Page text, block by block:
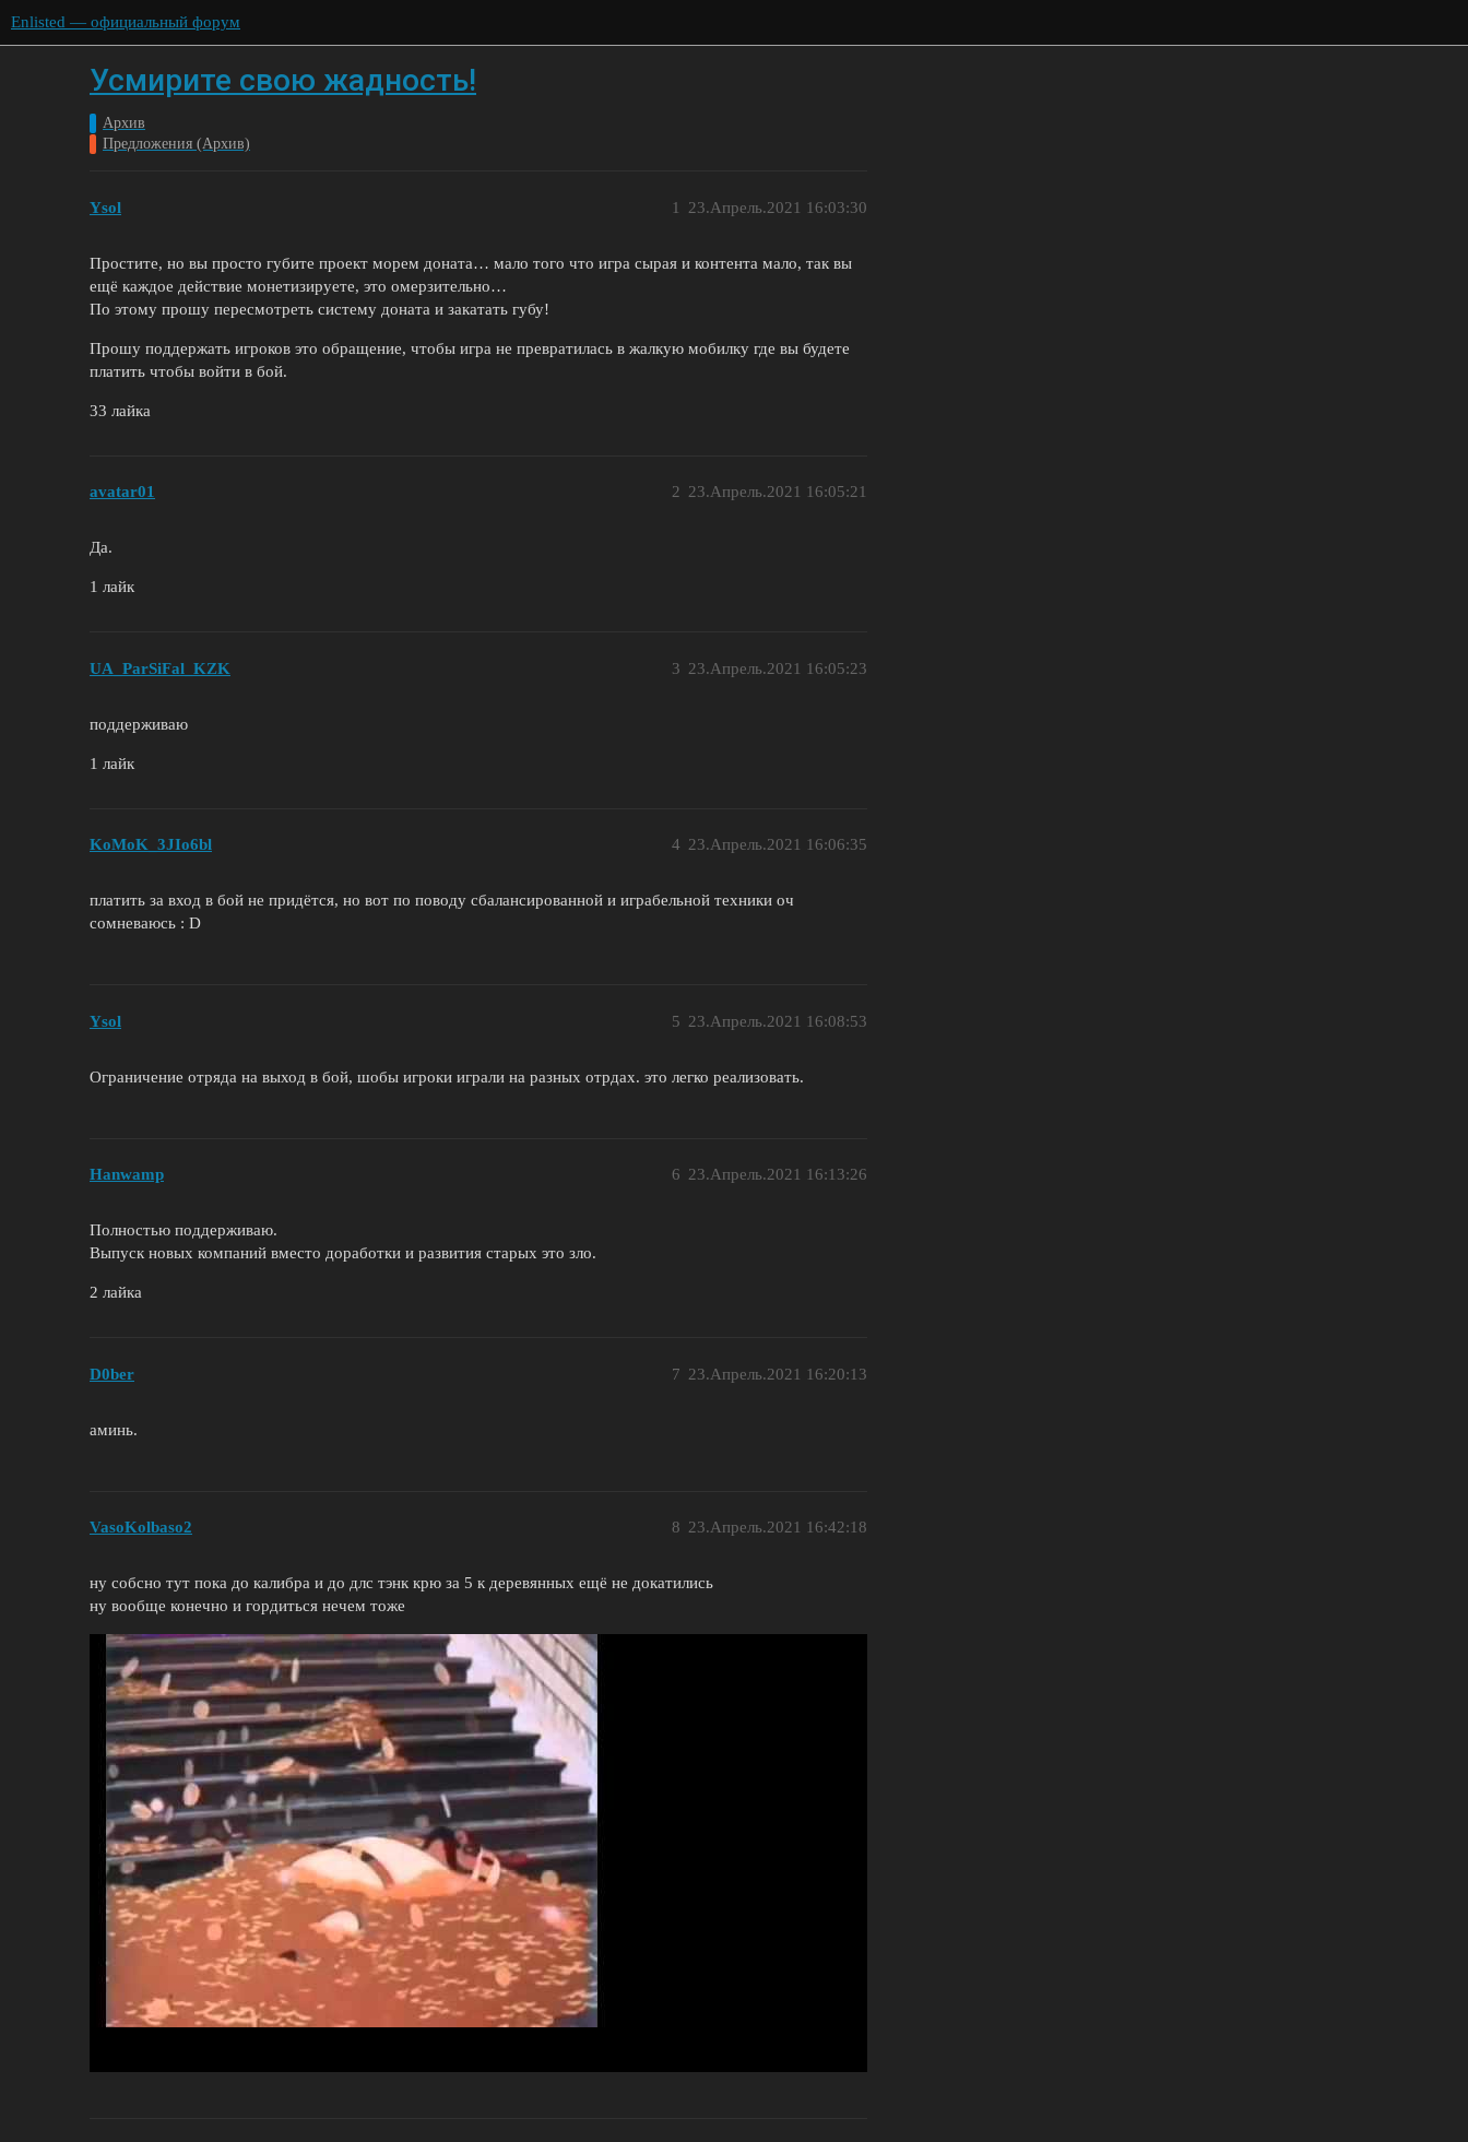
Enlisted — официальный форум
Усмирите свою жадность!
Архив
Предложения (Архив)
Ysol 23.Апрель.2021 16:03:30
1
Простите, но вы просто губите проект морем доната… мало того что игра сырая и контента мало, так вы
ещё каждое действие монетизируете, это омерзительно…
По этому прошу пересмотреть систему доната и закатать губу!
Прошу поддержать игроков это обращение, чтобы игра не превратилась в жалкую мобилку где вы будете
платить чтобы войти в бой.
33 лайка
avatar01 23.Апрель.2021 16:05:21
2
Да.
1 лайк
UA_ParSiFal_KZK 23.Апрель.2021 16:05:23
3
поддерживаю
1 лайк
KoMoK_3JIo6bl 23.Апрель.2021 16:06:35
4
платить за вход в бой не придётся, но вот по поводу сбалансированной и играбельной техники оч
сомневаюсь : D
Ysol 23.Апрель.2021 16:08:53
5
Ограничение отряда на выход в бой, шобы игроки играли на разных отрдах. это легко реализовать.
Hanwamp 23.Апрель.2021 16:13:26
6
Полностью поддерживаю.
Выпуск новых компаний вместо доработки и развития старых это зло.
2 лайка
D0ber 23.Апрель.2021 16:20:13
7
аминь.
VasoKolbaso2 23.Апрель.2021 16:42:18
8
ну собсно тут пока до калибра и до длс тэнк крю за 5 к деревянных ещё не докатились
ну вообще конечно и гордиться нечем тоже